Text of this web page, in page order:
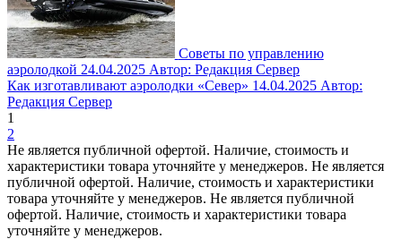
Советы по управлению
аэролодкой 24.04.2025 Автор: Редакция Сервер
Как изготавливают аэролодки «Север» 14.04.2025 Автор:
Редакция Сервер
1
2
Не является публичной офертой. Наличие, стоимость и
характеристики товара уточняйте у менеджеров. Не является
публичной офертой. Наличие, стоимость и характеристики
товара уточняйте у менеджеров. Не является публичной
офертой. Наличие, стоимость и характеристики товара
уточняйте у менеджеров.